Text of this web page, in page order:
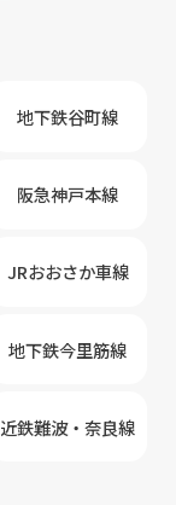
地下鉄谷町線
阪急神戸本線
JRおおさか車線
地下鉄今里筋線
近鉄難波・奈良線